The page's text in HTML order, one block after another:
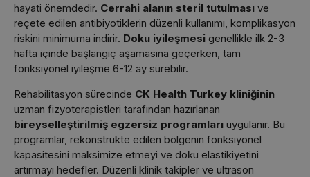
hayati önemdedir. Cerrahi alanın steril tutulması ve
reçete edilen antibiyotiklerin düzenli kullanımı, komplikasyon
riskini minimuma indirir. Doku iyileşmesi genellikle ilk 2-3
hafta içinde başlangıç aşamasına geçerken, tam
fonksiyonel iyileşme 6-12 ay sürebilir.
Rehabilitasyon sürecinde CK Health Turkey kliniğinin
uzman fizyoterapistleri tarafından hazırlanan
bireyselleştirilmiş egzersiz programları uygulanır. Bu
programlar, rekonstrükte edilen bölgenin fonksiyonel
kapasitesini maksimize etmeyi ve doku elastikiyetini
artırmayı hedefler. Düzenli klinik takipler ve ultrason